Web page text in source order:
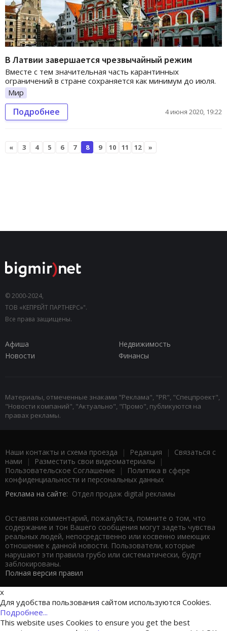
В Латвии завершается чрезвычайный режим
Вместе с тем значительная часть карантинных
ограничений в стране сохраняется как минимум до июля.
Мир
Подробнее 4 июня 2020, 19:22
« 3 4 5 6 7 8 9 10 11 12 »
© 2000-2024,
ТОВ «КЕПРЕЙТ ПАРТНЕРС»".
Все права защищены.
Афиша
Недвижимость
Новости
Финансы
Материалы, отмеченные знаками "Реклама", "PR", "Спецпроект",
"Новости компаний", "Актуально", "Промо", публикуются на
правах рекламы.
Наши контакты и схема проезда | Редакция | Связаться с
нами | Разместить свои видеоматериалы |
Пользовательское Соглашение |
Политика в сфере
конфиденциальности и персональных данных
Реклама на сайте: Отдел продаж digital рекламы
Оставляя комментарий, пожалуйста, помните о том, что
содержание и тон Вашего сообщения могут задеть чувства
реальных людей, непосредственно или косвенно имеющих
отношение к данной новости. Пользователи, которые
нарушают эти правила грубо или систематически, будут
заблокированы.
Полная версия правил
x
Для удобства пользования сайтом используются Cookies.
Подробнее...
This website uses Cookies to ensure you get the best